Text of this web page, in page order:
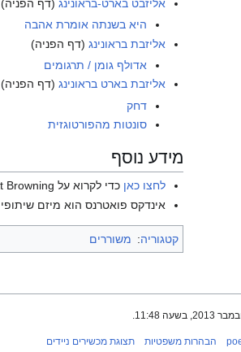
אליזבט בארט-בראונינג (דף הפניה)
היא בשנתה אומרת אהבה
אליזבת בראונינג (דף הפניה)
אדולף גומן / תרגומים
אליזבת בארט בראונינג (דף הפניה)
דחק
סונטות מהפורטוגזית
מידע נוסף
לחצו כאן כדי לקרוא על Elizabeth Barrett Browning בוויקיפדיה האנגלית.
אינדקס פואטרנס הוא מיזם
קטגוריה: משוררים
הבהרות משפטיות תצוגת מכשירים ניידים